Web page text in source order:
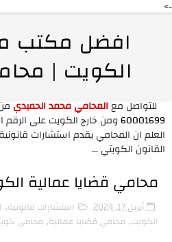
->
افضل مكتب
الكويت |
للتواصل معالمحامي محمد الحميدي
60001699ومن خارج الكويت على الرقم
العلم ان المحامي يقدم استشارات
القانون الكويتي ...
محامي قضايا عمالية الكويت
أبريل 17, 2024 استشارات قانونية,
الكويت, محامي قضايا عمالية, محامي